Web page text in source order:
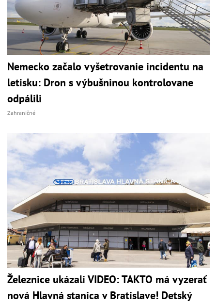
Nemecko začalo vyšetrovanie incidentu na
letisku: Dron s výbušninou kontrolovane
odpálili
Zahraničné
Železnice ukázali VIDEO: TAKTO má vyzerať
nová Hlavná stanica v Bratislave! Detský